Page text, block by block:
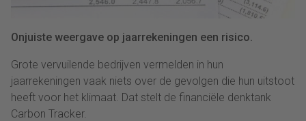
Onjuiste weergave op jaarrekeningen een risico.
Grote vervuilende bedrijven vermelden in hun
jaarrekeningen vaak niets over de gevolgen die hun uitstoot
heeft voor het klimaat. Dat stelt de financiële denktank
Carbon Tracker.